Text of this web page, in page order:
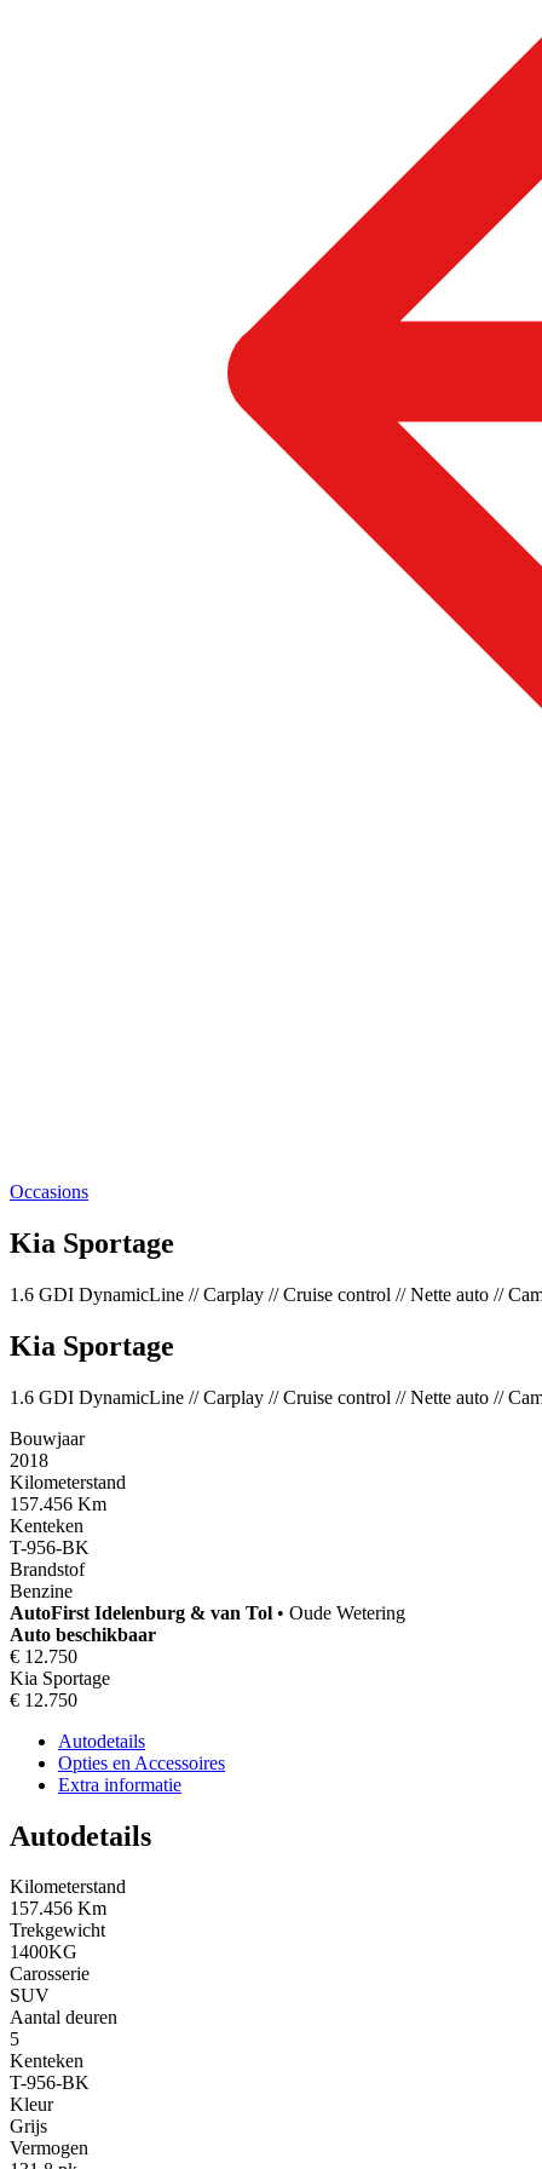
Occasions
Kia Sportage
1.6 GDI DynamicLine // Carplay // Cruise control // Nette auto //
Kia Sportage
1.6 GDI DynamicLine // Carplay // Cruise control // Nette auto //
Bouwjaar
2018
Kilometerstand
157.456 Km
Kenteken
T-956-BK
Brandstof
Benzine
AutoFirst Idelenburg & van Tol • Oude Wetering
Auto beschikbaar
€ 12.750
Kia Sportage
€ 12.750
Autodetails
Opties en Accessoires
Extra informatie
Autodetails
Kilometerstand
157.456 Km
Trekgewicht
1400KG
Carosserie
SUV
Aantal deuren
5
Kenteken
T-956-BK
Kleur
Grijs
Vermogen